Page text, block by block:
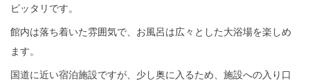
ピッタリです。
館内は落ち着いた雰囲気で、お風呂は広々とした大浴場を楽しめ
ます。
国道に近い宿泊施設ですが、少し奥に入るため、施設への入り口